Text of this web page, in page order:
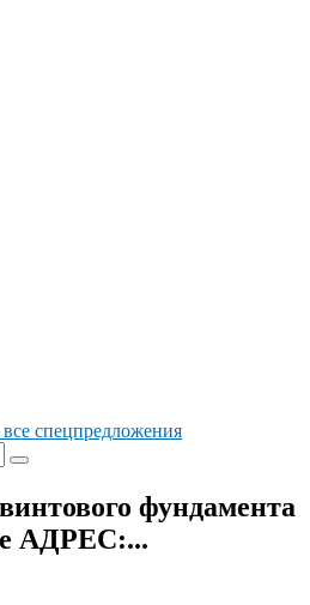
спецпредложения
фундамента
АДРЕС:...